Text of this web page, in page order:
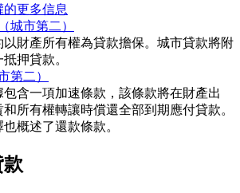
的更多信息
城市第二）
以財產所有權為貸款擔保。城市貸款將附
押貸款。
第二）
包含一項加速條款，該條款將在財產出
所有權轉讓時償還全部到期應付貸款。
概述了還款條款。